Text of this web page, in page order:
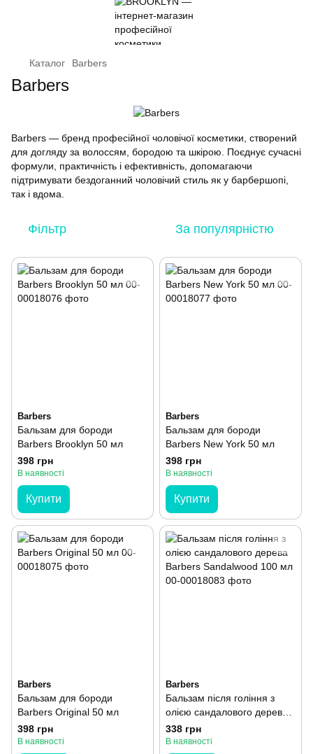
Каталог Barbers
Barbers
Barbers — бренд професійної чоловічої косметики, створений
для догляду за волоссям, бородою та шкірою. Поєднує сучасні
формули, практичність і ефективність, допомагаючи
підтримувати бездоганний чоловічий стиль як у барбершопі,
так і вдома.
Фільтр За популярністю
Barbers
Бальзам для бороди
Barbers Brooklyn 50 мл
398 грн
В наявності
Купити
Barbers
Бальзам для бороди
Barbers New York 50 мл
398 грн
В наявності
Купити
Barbers
Бальзам для бороди
Barbers Original 50 мл
398 грн
В наявності
Barbers
Бальзам після гоління з
олією сандалового дерева
Barbers Sandalwood 100 мл
338 грн
В наявності